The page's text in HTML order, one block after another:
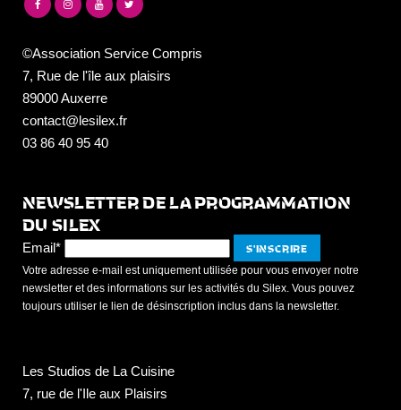
©Association Service Compris
7, Rue de l'île aux plaisirs
89000 Auxerre
contact@lesilex.fr
03 86 40 95 40
NEWSLETTER DE LA PROGRAMMATION
DU SILEX
Email*
Votre adresse e-mail est uniquement utilisée pour vous envoyer notre
newsletter et des informations sur les activités du Silex. Vous pouvez
toujours utiliser le lien de désinscription inclus dans la newsletter.
Les Studios de La Cuisine
7, rue de l'Ile aux Plaisirs